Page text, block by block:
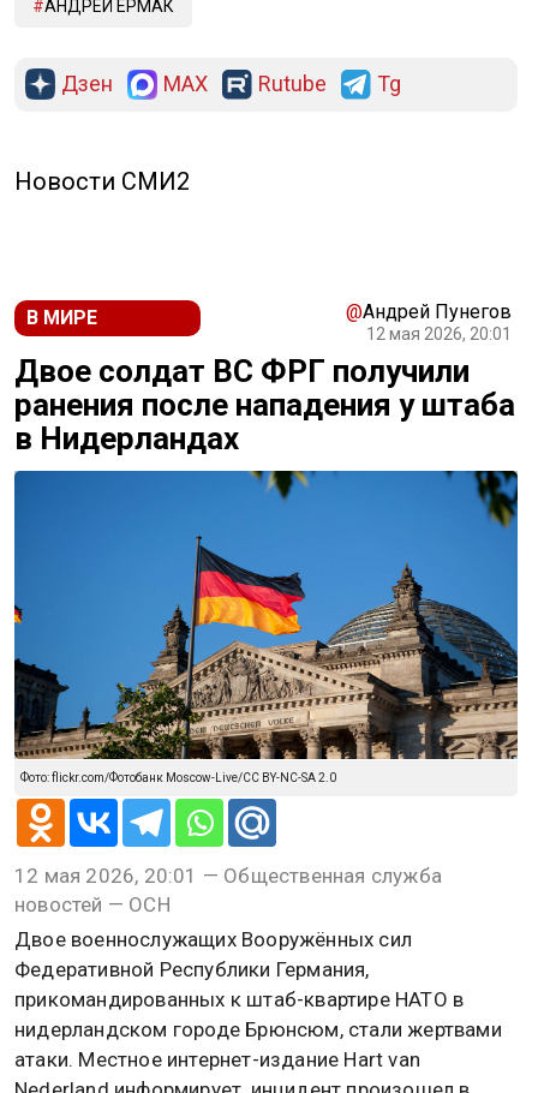
АНДРЕЙ ЕРМАК
Дзен MAX Rutube Tg
Новости СМИ2
В МИРЕ @Андрей Пунегов
12 мая 2026, 20:01
Двое солдат ВС ФРГ получили
ранения после нападения у штаба
в Нидерландах
Фото: flickr.com/Фотобанк Moscow-Live/CC BY-NC-SA 2.0
12 мая 2026, 20:01 — Общественная служба
новостей — ОСН
Двое военнослужащих Вооружённых сил
Федеративной Республики Германия,
прикомандированных к штаб-квартире НАТО в
нидерландском городе Брюнсюм, стали жертвами
атаки. Местное интернет-издание Hart van